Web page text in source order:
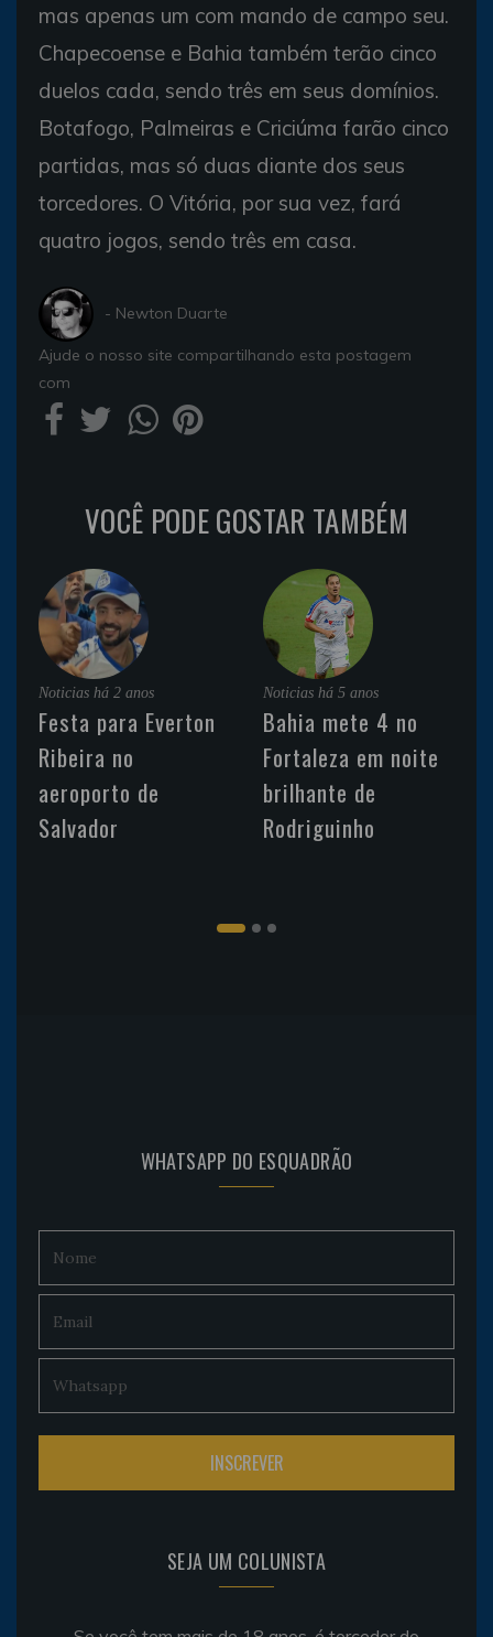
mas apenas um com mando de campo seu.
Chapecoense e Bahia também terão cinco
duelos cada, sendo três em seus domínios.
Botafogo, Palmeiras e Criciúma farão cinco
partidas, mas só duas diante dos seus
torcedores. O Vitória, por sua vez, fará
quatro jogos, sendo três em casa.
- Newton Duarte
Ajude o nosso site compartilhando esta postagem
com
VOCÊ PODE GOSTAR TAMBÉM
Noticias há 2 anos
Festa para Everton
Ribeira no
aeroporto de
Salvador
Noticias há 5 anos
Bahia mete 4 no
Fortaleza em noite
brilhante de
Rodriguinho
WHATSAPP DO ESQUADRÃO
SEJA UM COLUNISTA